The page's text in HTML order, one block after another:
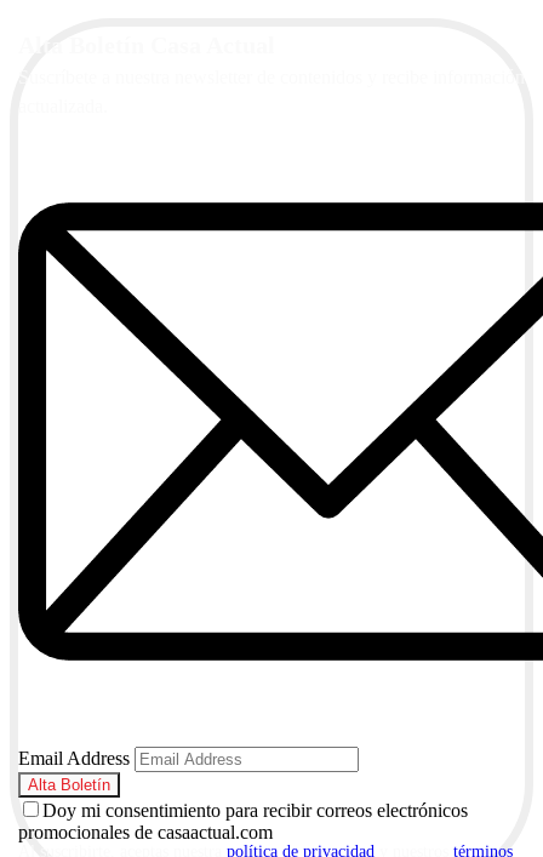
Email Address
Doy mi consentimiento para recibir correos electrónicos
promocionales de casaactual.com
política de privacidad términos